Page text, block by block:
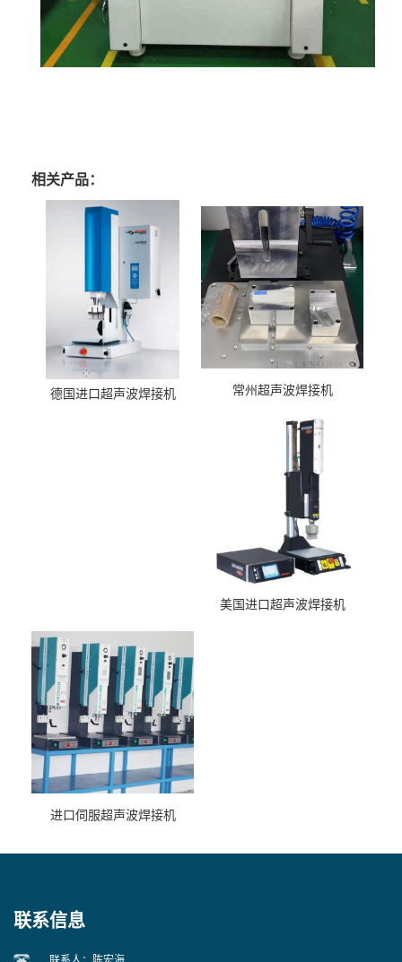
相关产品：
德国进口超声波焊接机 常州超声波焊接机
美国进口超声波焊接机
进口伺服超声波焊接机
联系信息